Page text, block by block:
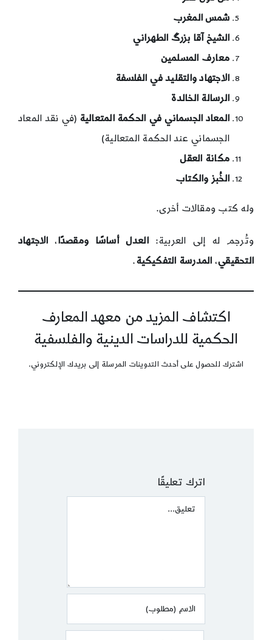
شمس المغرب
الشيخ آقا بزرگ الطهراني
معارف المسلمين
الاجتهاد والتقليد في الفلسفة
الرسالة الخالدة
المعاد الجسماني في الحكمة المتعالية (في نقد المعاد
الجسماني عند الحكمة المتعالية)
مكانة العقل
الخُبز والكتاب
وله كتب ومقالات أخرى.
وتُرجم له إلى العربية:العدل أساسًا ومقصدًا، الاجتهاد
التحقيقي، المدرسة التفكيكية.
اكتشاف المزيد من معهد المعارف
الحكمية للدراسات الدينية والفلسفية
اشترك للحصول على أحدث التدوينات المرسلة إلى بريدك الإلكتروني.
اترك تعليقًا
Comment